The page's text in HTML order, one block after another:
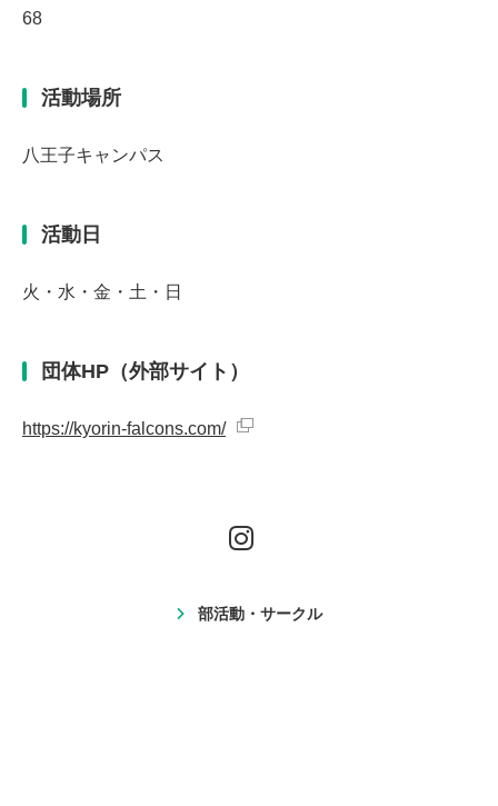
68
活動場所
八王子キャンパス
活動日
火・水・金・土・日
団体HP（外部サイト）
https://kyorin-falcons.com/
部活動・サークル